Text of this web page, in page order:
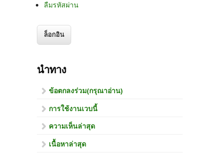
ลืมรหัสผ่าน
นำทาง
ข้อตกลงร่วม(กรุณาอ่าน)
การใช้งานเวบนี้
ความเห็นล่าสุด
เนื้อหาล่าสุด